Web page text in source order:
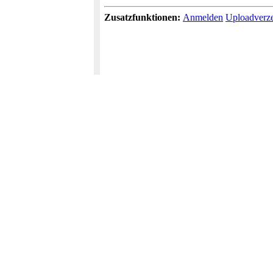
Zusatzfunktionen: Anmelden